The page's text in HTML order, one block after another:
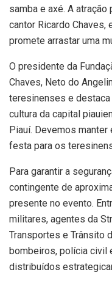
samba e axé. A
cantor Ricardo Chaves,
promete arrastar uma
O presidente da
Chaves, Neto do
teresinenses e destaca
cultura da capital
Piauí. Devemos
festa para os
Para garantir a
contingente de
presente no evento.
militares, agentes da
Transportes e Trânsito
bombeiros, polícia civil
distribuídos